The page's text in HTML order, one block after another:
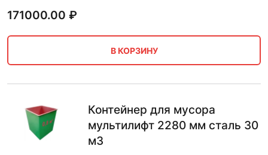
171000.00 ₽
В КОРЗИНУ
Контейнер для мусора
мультилифт 2280 мм сталь 30
м3